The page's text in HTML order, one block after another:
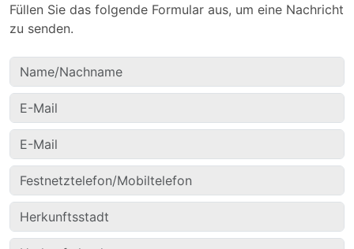
Füllen Sie das folgende Formular aus, um eine Nachricht
zu senden.